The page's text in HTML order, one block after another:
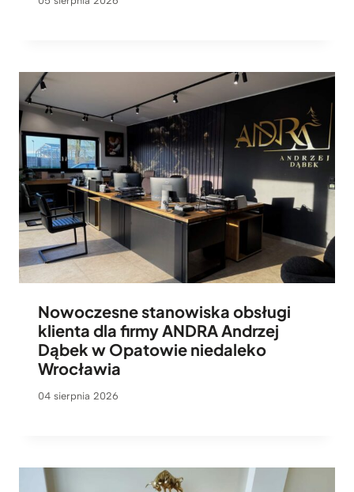
Nowoczesne stanowiska obsługi
klienta dla firmy ANDRA Andrzej
Dąbek w Opatowie niedaleko
Wrocławia
04 sierpnia 2026